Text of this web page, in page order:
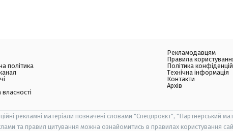
політика
власності
Рекламодавцям
Правила
Політика
Технічна інформація
Контакти
Архів
рекламні матеріали позначені словами "Спецпроєкт", "Партнерський
та правил цитування можна ознайомитись в правилах користування